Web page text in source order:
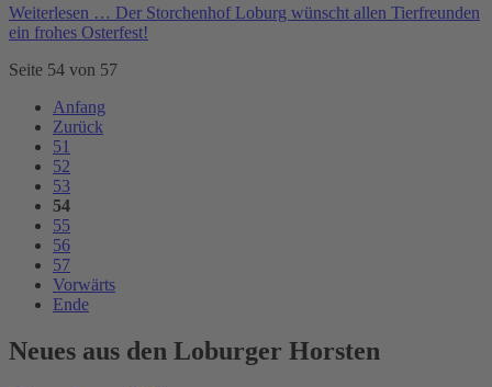
Weiterlesen … Der Storchenhof Loburg wünscht allen Tierfreunden
ein frohes Osterfest!
Seite 54 von 57
Anfang
Zurück
51
52
53
54
55
56
57
Vorwärts
Ende
Neues aus den Loburger Horsten